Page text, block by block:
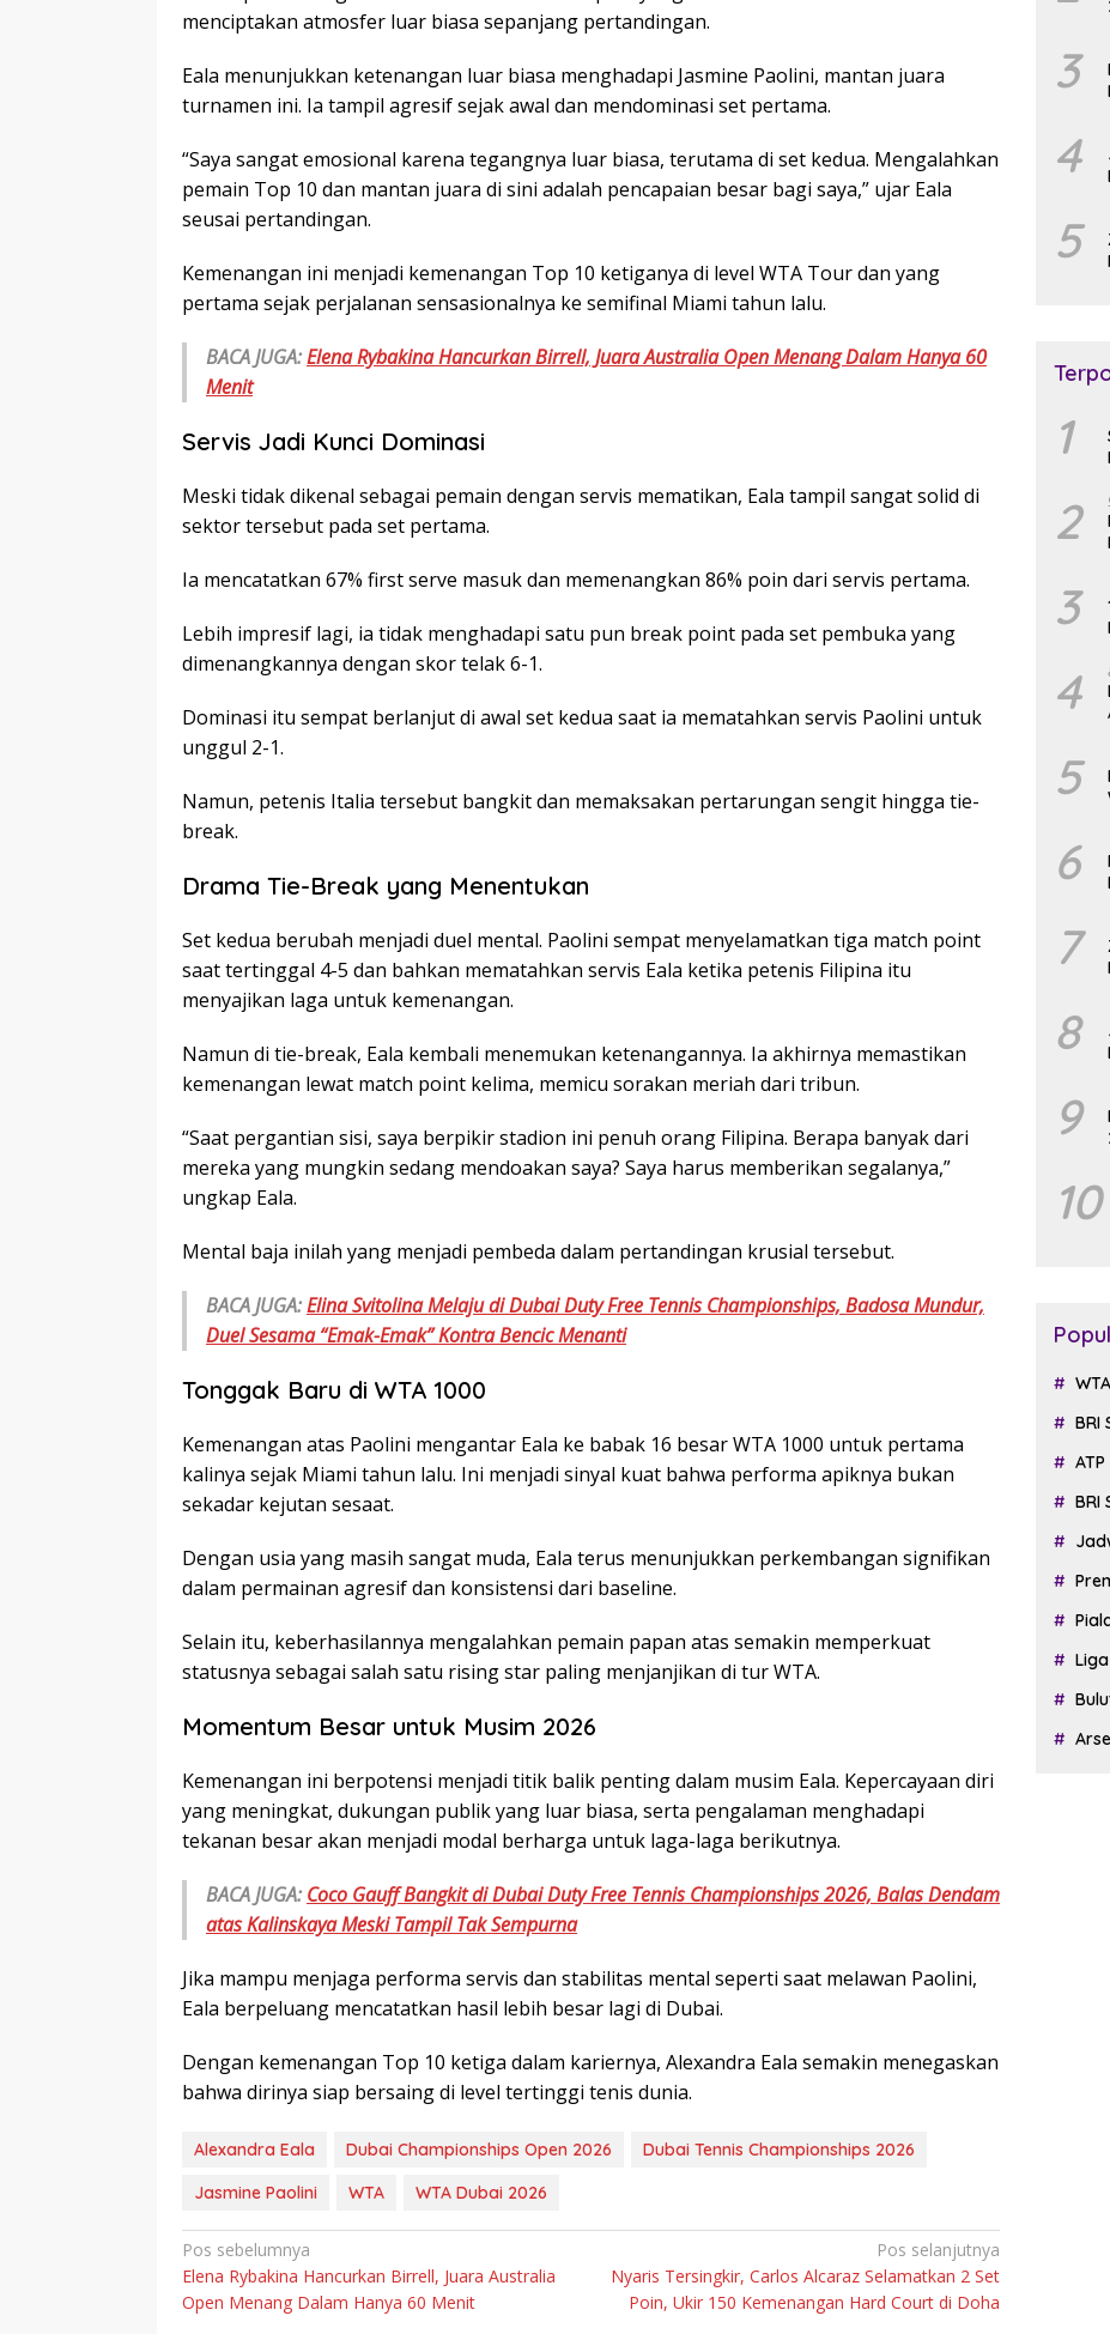
menciptakan atmosfer luar biasa sepanjang pertandingan.
Eala menunjukkan ketenangan luar biasa menghadapi Jasmine Paolini, mantan juara
turnamen ini. Ia tampil agresif sejak awal dan mendominasi set pertama.
“Saya sangat emosional karena tegangnya luar biasa, terutama di set kedua. Mengalahkan
pemain Top 10 dan mantan juara di sini adalah pencapaian besar bagi saya,” ujar Eala
seusai pertandingan.
Kemenangan ini menjadi kemenangan Top 10 ketiganya di level WTA Tour dan yang
pertama sejak perjalanan sensasionalnya ke semifinal Miami tahun lalu.
BACA JUGA:Elena Rybakina Hancurkan Birrell, Juara Australia Open Menang Dalam Hanya 60
Menit
Servis Jadi Kunci Dominasi
Meski tidak dikenal sebagai pemain dengan servis mematikan, Eala tampil sangat solid di
sektor tersebut pada set pertama.
Ia mencatatkan 67% first serve masuk dan memenangkan 86% poin dari servis pertama.
Lebih impresif lagi, ia tidak menghadapi satu pun break point pada set pembuka yang
dimenangkannya dengan skor telak 6-1.
Dominasi itu sempat berlanjut di awal set kedua saat ia mematahkan servis Paolini untuk
unggul 2-1.
Namun, petenis Italia tersebut bangkit dan memaksakan pertarungan sengit hingga tie-
break.
Drama Tie-Break yang Menentukan
Set kedua berubah menjadi duel mental. Paolini sempat menyelamatkan tiga match point
saat tertinggal 4-5 dan bahkan mematahkan servis Eala ketika petenis Filipina itu
menyajikan laga untuk kemenangan.
Namun di tie-break, Eala kembali menemukan ketenangannya. Ia akhirnya memastikan
kemenangan lewat match point kelima, memicu sorakan meriah dari tribun.
“Saat pergantian sisi, saya berpikir stadion ini penuh orang Filipina. Berapa banyak dari
mereka yang mungkin sedang mendoakan saya? Saya harus memberikan segalanya,”
ungkap Eala.
Mental baja inilah yang menjadi pembeda dalam pertandingan krusial tersebut.
BACA JUGA:Elina Svitolina Melaju di Dubai Duty Free Tennis Championships, Badosa Mundur,
Duel Sesama “Emak-Emak” Kontra Bencic Menanti
Tonggak Baru di WTA 1000
Kemenangan atas Paolini mengantar Eala ke babak 16 besar WTA 1000 untuk pertama
kalinya sejak Miami tahun lalu. Ini menjadi sinyal kuat bahwa performa apiknya bukan
sekadar kejutan sesaat.
Dengan usia yang masih sangat muda, Eala terus menunjukkan perkembangan signifikan
dalam permainan agresif dan konsistensi dari baseline.
Selain itu, keberhasilannya mengalahkan pemain papan atas semakin memperkuat
statusnya sebagai salah satu rising star paling menjanjikan di tur WTA.
Momentum Besar untuk Musim 2026
Kemenangan ini berpotensi menjadi titik balik penting dalam musim Eala. Kepercayaan diri
yang meningkat, dukungan publik yang luar biasa, serta pengalaman menghadapi
tekanan besar akan menjadi modal berharga untuk laga-laga berikutnya.
BACA JUGA: Coco Gauff Bangkit di Dubai Duty Free Tennis Championships 2026, Balas Dendam
atas Kalinskaya Meski Tampil Tak Sempurna
Jika mampu menjaga performa servis dan stabilitas mental seperti saat melawan Paolini,
Eala berpeluang mencatatkan hasil lebih besar lagi di Dubai.
Dengan kemenangan Top 10 ketiga dalam kariernya, Alexandra Eala semakin menegaskan
bahwa dirinya siap bersaing di level tertinggi tenis dunia.
Alexandra Eala Dubai Championships Open 2026
Dubai Tennis Championships 2026
Jasmine Paolini
WTA WTA Dubai 2026
Navigasi
pos
Pos sebelumnya
Elena Rybakina Hancurkan Birrell, Juara Australia
Open Menang Dalam Hanya 60 Menit
Pos selanjutnya
Nyaris Tersingkir, Carlos Alcaraz Selamatkan 2 Set
Poin, Ukir 150 Kemenangan Hard Court di Doha
3
4
5
1
2
3
4
5
6
7
8
9
10
WTA
BRI
ATP
BRI